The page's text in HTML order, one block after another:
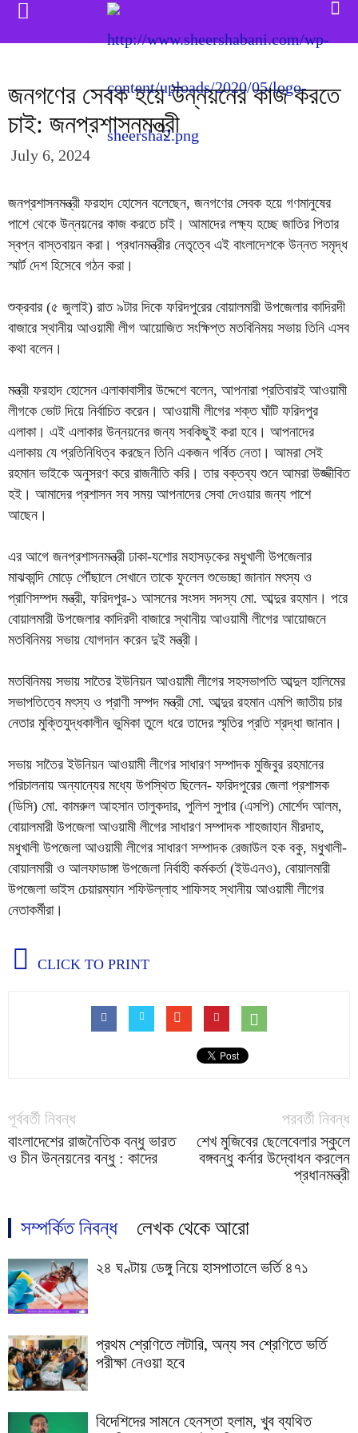
জনগণের সেবক হয়ে উন্নয়নের কাজ করতে
চাই: জনপ্রশাসনমন্ত্রী
July 6, 2024
জনপ্রশাসনমন্ত্রী ফরহাদ হোসেন বলেছেন, জনগণের সেবক হয়ে গণমানুষের
পাশে থেকে উন্নয়নের কাজ করতে চাই। আমাদের লক্ষ্য হচ্ছে জাতির পিতার
স্বপ্ন বাস্তবায়ন করা। প্রধানমন্ত্রীর নেতৃত্বে এই বাংলাদেশকে উন্নত সমৃদ্ধ
স্মার্ট দেশ হিসেবে গঠন করা।
শুক্রবার (৫ জুলাই) রাত ৯টার দিকে ফরিদপুরের বোয়ালমারী উপজেলার কাদিরদী
বাজারে স্থানীয় আওয়ামী লীগ আয়োজিত সংক্ষিপ্ত মতবিনিময় সভায় তিনি এসব
কথা বলেন।
মন্ত্রী ফরহাদ হোসেন এলাকাবাসীর উদ্দেশে বলেন, আপনারা প্রতিবারই আওয়ামী
লীগকে ভোট দিয়ে নির্বাচিত করেন। আওয়ামী লীগের শক্ত ঘাঁটি ফরিদপুর
এলাকা। এই এলাকার উন্নয়নের জন্য সবকিছুই করা হবে। আপনাদের
এলাকায় যে প্রতিনিধিত্ব করছেন তিনি একজন গর্বিত নেতা। আমরা সেই
রহমান ভাইকে অনুসরণ করে রাজনীতি করি। তার বক্তব্য শুনে আমরা উজ্জীবিত
হই। আমাদের প্রশাসন সব সময় আপনাদের সেবা দেওয়ার জন্য পাশে
আছেন।
এর আগে জনপ্রশাসনমন্ত্রী ঢাকা-যশোর মহাসড়কের মধুখালী উপজেলার
মাঝকান্দি মোড়ে পৌঁছালে সেখানে তাকে ফুলেল শুভেচ্ছা জানান মৎস্য ও
প্রাণিসম্পদ মন্ত্রী, ফরিদপুর-১ আসনের সংসদ সদস্য মো. আব্দুর রহমান। পরে
বোয়ালমারী উপজেলার কাদিরদী বাজারে স্থানীয় আওয়ামী লীগের আয়োজনে
মতবিনিময় সভায় যোগদান করেন দুই মন্ত্রী।
মতবিনিময় সভায় সাতৈর ইউনিয়ন আওয়ামী লীগের সহসভাপতি আব্দুল হালিমের
সভাপতিত্বে মৎস্য ও প্রাণী সম্পদ মন্ত্রী মো. আব্দুর রহমান এমপি জাতীয় চার
নেতার মুক্তিযুদ্ধকালীন ভুমিকা তুলে ধরে তাদের স্মৃতির প্রতি শ্রদ্ধা জানান।
সভায় সাতৈর ইউনিয়ন আওয়ামী লীগের সাধারণ সম্পাদক মুজিবুর রহমানের
পরিচালনায় অন্যান্যের মধ্যে উপস্থিত ছিলেন- ফরিদপুরের জেলা প্রশাসক
(ডিসি) মো. কামরুল আহসান তালুকদার, পুলিশ সুপার (এসপি) মোর্শেদ আলম,
বোয়ালমারী উপজেলা আওয়ামী লীগের সাধারণ সম্পাদক শাহজাহান মীরদাহ,
মধুখালী উপজেলা আওয়ামী লীগের সাধারণ সম্পাদক রেজাউল হক বকু, মধুখালী-
বোয়ালমারী ও আলফাডাঙ্গা উপজেলা নির্বাহী কর্মকর্তা (ইউএনও), বোয়ালমারী
উপজেলা ভাইস চেয়ারম্যান শফিউল্লাহ শাফিসহ স্থানীয় আওয়ামী লীগের
নেতাকর্মীরা।
CLICK TO PRINT
পূর্ববর্তী নিবন্ধ
বাংলাদেশের রাজনৈতিক বন্ধু ভারত
ও চীন উন্নয়নের বন্ধু : কাদের
পরবর্তী নিবন্ধ
শেখ মুজিবের ছেলেবেলার স্কুলে
বঙ্গবন্ধু কর্নার উদ্বোধন করলেন
প্রধানমন্ত্রী
সম্পর্কিত নিবন্ধ লেখক থেকে আরো
২৪ ঘণ্টায় ডেঙ্গু নিয়ে হাসপাতালে ভর্তি ৪৭১
প্রথম শ্রেণিতে লটারি, অন্য সব শ্রেণিতে ভর্তি
পরীক্ষা নেওয়া হবে
বিদেশিদের সামনে হেনস্তা হলাম, খুব ব্যথিত